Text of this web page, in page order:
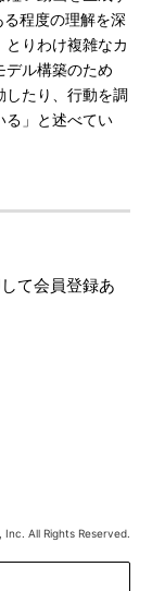
程度の理解を深
りわけ複雑なカ
デル構築のため
たり、行動を調
る」と述べてい
て会員登録あ
All Rights Reserved.